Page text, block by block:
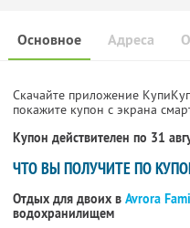
Основное Адреса
Скачайте приложение
покажите купон с экрана
Купон действителен по 31
ЧТО ВЫ ПОЛУЧИТЕ ПО
Отдых для двоих в Avrora
водохранилищем